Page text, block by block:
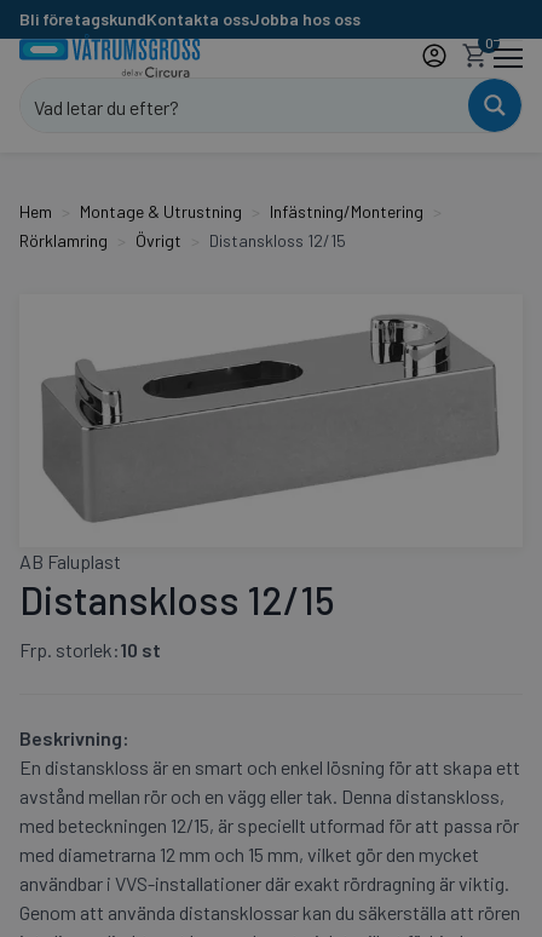
Bli företagskundKontakta ossJobba hos oss
0
Hem Montage & Utrustning
Infästning/Montering
Rörklamring
Övrigt Distanskloss 12/15
AB Faluplast
Distanskloss 12/15
Frp. storlek:10 st
Beskrivning:
En distanskloss är en smart och enkel lösning för att skapa ett
avstånd mellan rör och en vägg eller tak. Denna distanskloss,
med beteckningen 12/15, är speciellt utformad för att passa rör
med diametrarna 12 mm och 15 mm, vilket gör den mycket
användbar i VVS-installationer där exakt rördragning är viktig.
Genom att använda distansklossar kan du säkerställa att rören